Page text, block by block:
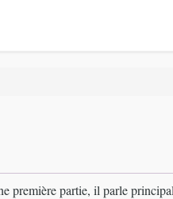
première partie, il parle